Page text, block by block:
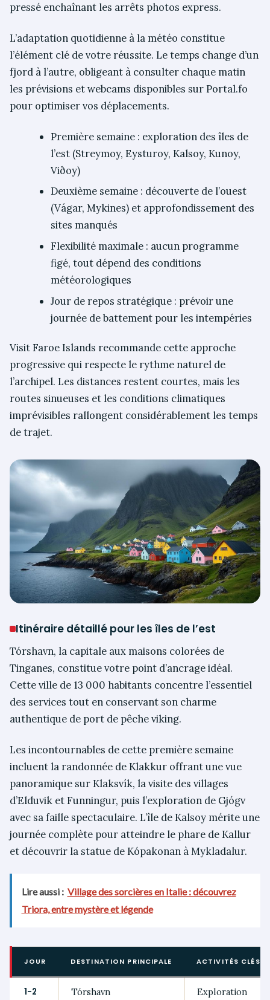
pressé enchaînant les arrêts photos express.
L’adaptation quotidienne à la météo constitue
l’élément clé de votre réussite. Le temps change d’un
fjord à l’autre, obligeant à consulter chaque matin
les prévisions et webcams disponibles sur Portal.fo
pour optimiser vos déplacements.
Première semaine : exploration des îles de
l’est (Streymoy, Eysturoy, Kalsoy, Kunoy,
Viðoy)
Deuxième semaine : découverte de l’ouest
(Vágar, Mykines) et approfondissement des
sites manqués
Flexibilité maximale : aucun programme
figé, tout dépend des conditions
météorologiques
Jour de repos stratégique : prévoir une
journée de battement pour les intempéries
Visit Faroe Islands recommande cette approche
progressive qui respecte le rythme naturel de
l’archipel. Les distances restent courtes, mais les
routes sinueuses et les conditions climatiques
imprévisibles rallongent considérablement les temps
de trajet.
Itinéraire détaillé pour les îles de l’est
Tórshavn, la capitale aux maisons colorées de
Tinganes, constitue votre point d’ancrage idéal.
Cette ville de 13 000 habitants concentre l’essentiel
des services tout en conservant son charme
authentique de port de pêche viking.
Les incontournables de cette première semaine
incluent la randonnée de Klakkur offrant une vue
panoramique sur Klaksvík, la visite des villages
d’Elduvik et Funningur, puis l’exploration de Gjógv
avec sa faille spectaculaire. L’île de Kalsoy mérite une
journée complète pour atteindre le phare de Kallur
et découvrir la statue de Kópakonan à Mykladalur.
Lire aussi : Village des sorcières en Italie : découvrez
Triora, entre mystère et légende
JOUR DESTINATION PRINCIPALE ACTIVITÉS CLÉS
1-2 Tórshavn
Exploration